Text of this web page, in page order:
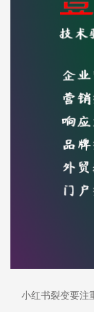
小红书裂变要注